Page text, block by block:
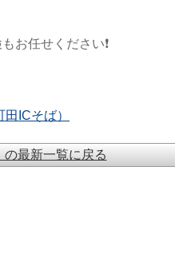
お任せください❗
ICそば）
最新一覧に戻る